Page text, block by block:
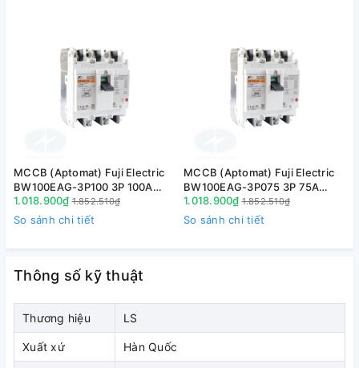
MCCB (Aptomat) Fuji Electric
BW100EAG-3P100 3P 100A
10kA
1.018.900₫ 1.852.510₫
So sánh chi tiết
MCCB (Aptomat) Fuji Electric
BW100EAG-3P075 3P 75A
10kA
1.018.900₫ 1.852.510₫
So sánh chi tiết
Thông số kỹ thuật
Thương hiệu LS
Xuất xứ Hàn Quốc